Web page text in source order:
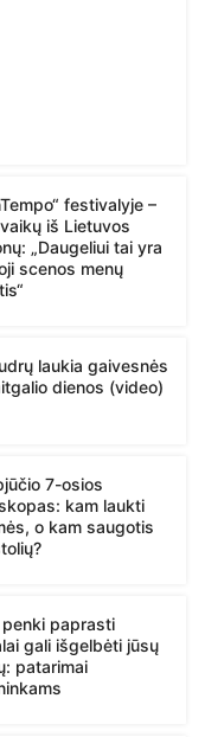
festivalyje –
iš Lietuvos
„Daugeliui tai yra
scenos menų
laukia gaivesnės
dienos (video)
7-osios
kam laukti
o kam saugotis
penki paprasti
gali išgelbėti jūsų
patarimai